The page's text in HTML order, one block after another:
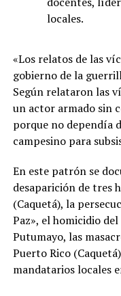
locales.
«Los relatos de las
gobierno de la
Según relataron las
un actor armado sin
porque no dependía
campesino para
En este patrón se
desaparición de tres
(Caquetá), la
Paz», el homicidio
Putumayo, las
Puerto Rico
mandatarios locales